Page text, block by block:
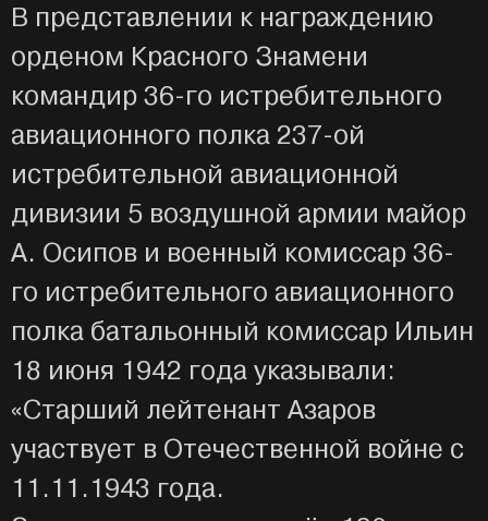
В представлении к награждению
орденом Красного Знамени
командир 36-го истребительного
авиационного полка 237-ой
истребительной авиационной
дивизии 5 воздушной армии майор
А. Осипов и военный комиссар 36-
го истребительного авиационного
полка батальонный комиссар Ильин
18 июня 1942 года указывали:
«Старший лейтенант Азаров
участвует в Отечественной войне с
11.11.1943 года.